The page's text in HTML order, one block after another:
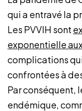
qui a entravé la
Les PVVIH sont
exponentielle
complications
confrontées à
Par conséquent,
endémique,